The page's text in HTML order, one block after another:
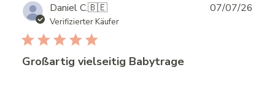
Daniel C.🇧🇪
Verifizierter Käufer
Großartig vielseitig Babytrage
07/07/26